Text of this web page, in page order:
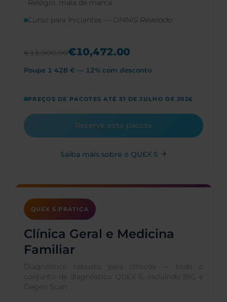
Relógio, mala de marca
Curso para Iniciantes — OMNIS Revelado
€11,900.00€10,472.00
Poupe 1 428 € — 12% com desconto
PREÇOS DE PACOTES ATÉ 31 DE JULHO DE 2026
Reserve este pacote
Saiba mais sobre o QUEX S
QUEX S PRÁTICA
Clínica Geral e Medicina
Familiar
Diagnóstico robusto para clínicos — todo o
conjunto de diagnóstico QUEX S, incluindo BIG e
Degen Scan.